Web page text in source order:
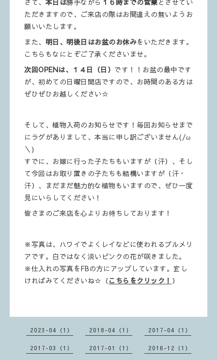
さて、本日は勝手ながら １６時までの営業とさせてい
ただきますので、ご来店の際はお間違えの無いようお
願いいたします。
また、 明日、明後日はお盆のお休みをいただきます。
こちらもなにとぞご了承くださいませ。
次回OPENは、１４日（日） です！！お盆の最中です
が、初めての日曜日開店ですので、お時間のある方は
ぜひぜひお越しください☆
そして、植物入荷のお知らせです！毎回お知らせまで
にラグがありまして、本当に申し訳ございません(/ω
＼)
すでに、お嫁に行った子たちもいますが（汗）、そし
て今回はお取り置きの子たちも結構いますが（汗・
汗）、まだまだ魅力的な植物もいますので、ぜひ一度
見にいらしてください！
皆さまのご来店を心よりお待ちしております！
※写真は、ハワイでよくレイなどに使われるプルメリ
アです。白ではなく淡いピンクの花が咲きました。
※仕入れの写真をFBの方にアップしています。宜し
ければみてくださいね☆（こちらをクリック！ ）
2023-04（1） 2018-04（1） 2017-04（1）
2017-03（1） 2017-01（1） 2016-12（1）